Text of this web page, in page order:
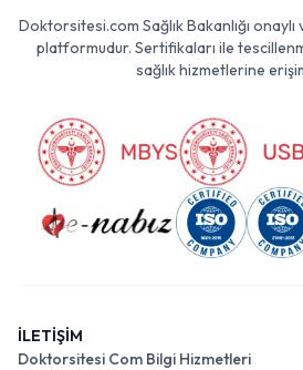
Doktorsitesi.com Sağlık Bakanlığı
platformudur. Sertifikaları ile
sağlık hizmetlerine
İLETİŞİM
Doktorsitesi Com Bilgi Hizmetleri